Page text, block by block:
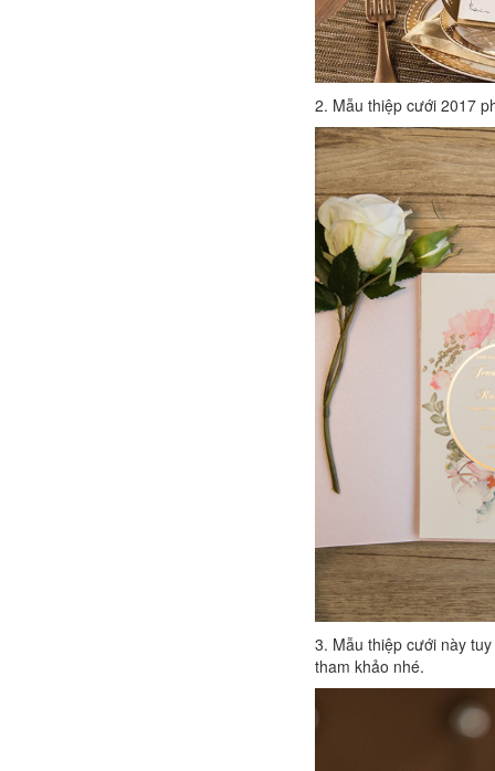
2. Mẫu thiệp cưới 2017
3. Mẫu thiệp cưới này
tham khảo nhé.